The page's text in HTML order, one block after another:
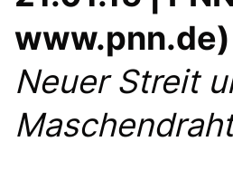
VITA
MEIN
www.pnn.de)
Neuer Streit